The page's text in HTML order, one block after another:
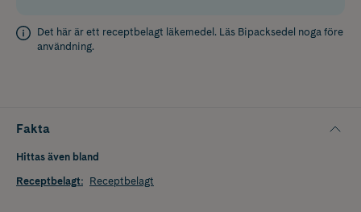
Det här är ett receptbelagt läkemedel. Läs Bipacksedel noga före
användning.
Fakta
Hittas även bland
Receptbelagt: Receptbelagt